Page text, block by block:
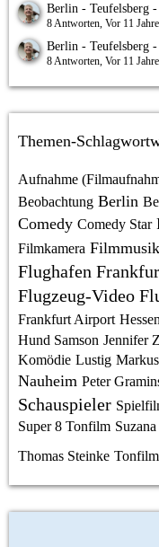
Berlin - Teufelsberg
8 Antworten, Vor 11
Berlin - Teufelsberg
8 Antworten, Vor 11
Themen-
Aufnahme
Beobachtung Berlin
Comedy Comedy Star
Filmkamera Filmmusik
Flughafen
Flugzeug-Video
Frankfurt Airport Hessen
Hund Samson Jennifer
Komödie Lustig
Nauheim Peter
Schauspieler
Super 8 Tonfilm
Thomas Steinke Tonfilm